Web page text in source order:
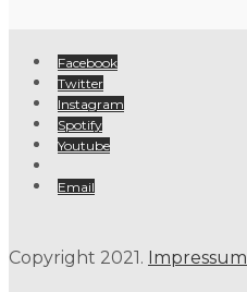
Facebook
Twitter
Instagram
Spotify
Youtube
Email
Copyright 2021. Impressum